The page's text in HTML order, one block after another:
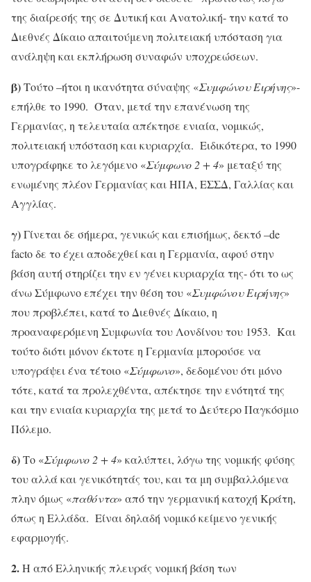
της διαίρεσής της σε Δυτική και Ανατολική- την κατά το
Διεθνές Δίκαιο απαιτούμενη πολιτειακή υπόσταση για
ανάληψη και εκπλήρωση συναφών υποχρεώσεων.
β)Τούτο –ήτοι η ικανότητα σύναψης «Συμφώνου Ειρήνης»-
επήλθε το 1990. Όταν, μετά την επανένωση της
Γερμανίας, η τελευταία απέκτησε ενιαία, νομικώς,
πολιτειακή υπόσταση και κυριαρχία. Ειδικότερα, το 1990
υπογράφηκε το λεγόμενο «Σύμφωνο 2 + 4» μεταξύ της
ενωμένης πλέον Γερμανίας και ΗΠΑ, ΕΣΣΔ, Γαλλίας και
Αγγλίας.
γ)Γίνεται δε σήμερα, γενικώς και επισήμως, δεκτό –de
facto δε το έχει αποδεχθεί και η Γερμανία, αφού στην
βάση αυτή στηρίζει την εν γένει κυριαρχία της- ότι το ως
άνω Σύμφωνο επέχει την θέση του «Συμφώνου Ειρήνης»
που προβλέπει, κατά το Διεθνές Δίκαιο, η
προαναφερόμενη Συμφωνία του Λονδίνου του 1953. Και
τούτο διότι μόνον έκτοτε η Γερμανία μπορούσε να
υπογράψει ένα τέτοιο «Σύμφωνο», δεδομένου ότι μόνο
τότε, κατά τα προλεχθέντα, απέκτησε την ενότητά της
και την ενιαία κυριαρχία της μετά το Δεύτερο Παγκόσμιο
Πόλεμο.
δ)Το «Σύμφωνο 2 + 4» καλύπτει, λόγω της νομικής φύσης
του αλλά και γενικότητάς του, και τα μη συμβαλλόμενα
πλην όμως «παθόντα» από την γερμανική κατοχή Κράτη,
όπως η Ελλάδα. Είναι δηλαδή νομικό κείμενο γενικής
εφαρμογής.
2.Η από Ελληνικής πλευράς νομική βάση των